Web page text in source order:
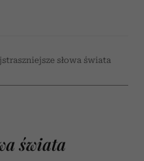
słowa świata
świata